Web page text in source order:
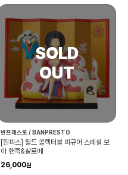
반프레스토 / BANPRESTO
[원피스] 월드 콜렉터블 피규어 스페셜 보
아 핸콕&살로메
26,000